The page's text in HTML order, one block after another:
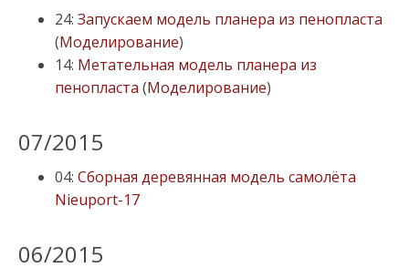
24: Запускаем модель планера из пенопласта
(Моделирование)
14: Метательная модель планера из
пенопласта (Моделирование)
07/2015
04: Сборная деревянная модель самолёта
Nieuport-17
06/2015